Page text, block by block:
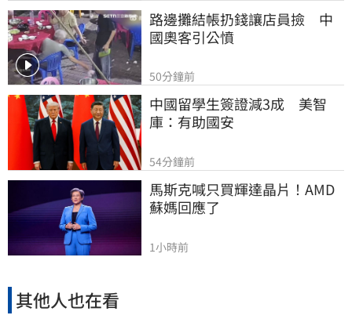
路邊攤結帳扔錢讓店員撿　中
國奧客引公憤
50分鐘前
中國留學生簽證減3成　美智
庫：有助國安
54分鐘前
馬斯克喊只買輝達晶片！AMD
蘇媽回應了
1小時前
其他人也在看